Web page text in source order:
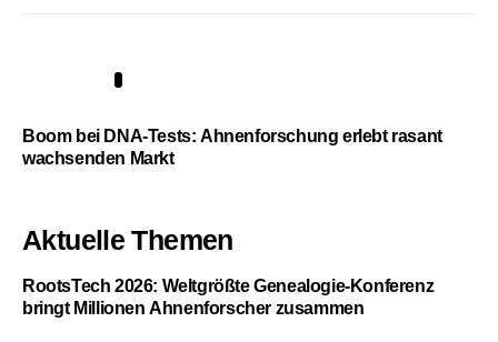
Boom bei DNA-Tests: Ahnenforschung erlebt rasant
wachsenden Markt
Aktuelle Themen
RootsTech 2026: Weltgrößte Genealogie-Konferenz
bringt Millionen Ahnenforscher zusammen